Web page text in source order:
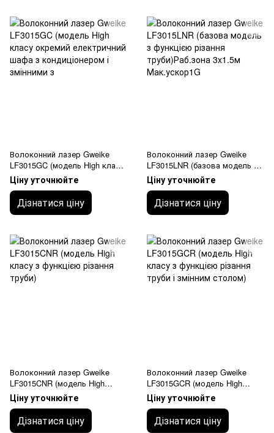
Волоконний лазер Gweike
LF3015GC (модель High класу
окремий електричний шафа з
кондиціонером і змінними з
Ціну уточнюйте
Дізнатися ціну
Волоконний лазер Gweike
LF3015LNR (базова модель з
функцією різання
труби)Раб.зона 3x1.5м
Мак.ускор1G
Ціну уточнюйте
Дізнатися ціну
Волоконний лазер Gweike
LF3015CNR (модель High
класу з функцією різання
труби)
Ціну уточнюйте
Дізнатися ціну
Волоконний лазер Gweike
LF3015GCR (модель High
класу з функцією різання
труби і змінним столом)
Ціну уточнюйте
Дізнатися ціну